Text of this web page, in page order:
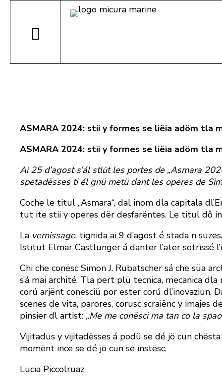
ASMARA 2024: stii y formes se liëia adöm tla
ASMARA 2024: stii y formes se liëia adöm tla
Ai 25 d’agost s’ál stlüt les portes de „Asmara
spetadësses ti él gnü metü dant les operes de
Coche le titul „Asmara“, dal inom dla capitala
tut ite stii y operes dër desfarëntes. Le titul dô
La vernissage, tignida ai 9 d’agost é stada n
Istitut Elmar Castlunger á danter l’ater sotrissé
Chi che conësc Simon J. Rubatscher sá che süa
s’á mai archité. Tla pert plü tecnica, mecanica
corú arjënt conesciü por ester corú dl’inovaziun.
scenes de vita, parores, corusc scraiënc y imajes
pinsier dl artist: „Me me conësci ma tan co la
Vijitadus y vijitadësses á podü se dé jö cun
momënt ince se dé jö cun se instësc.
Lucia Piccolruaz